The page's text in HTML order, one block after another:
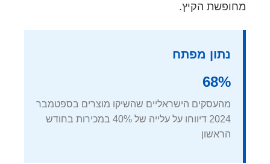
מחופשת הקיץ.
נתון מפתח
68%
מהעסקים הישראליים שהשיקו מוצרים בספטמבר
2024 דיווחו על עלייה של 40% במכירות בחודש
הראשון